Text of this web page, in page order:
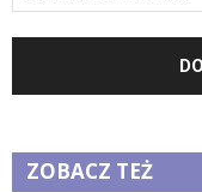
ZOBACZ TEŻ